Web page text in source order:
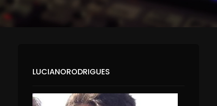
LUCIANORODRIGUES